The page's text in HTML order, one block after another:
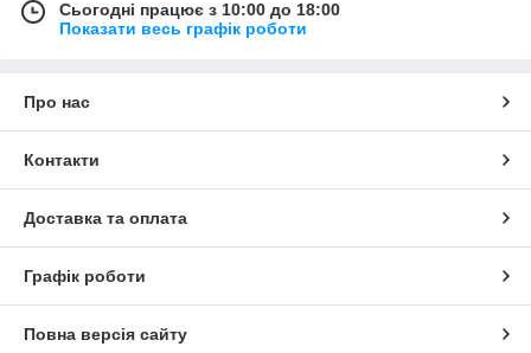
Сьогодні працює з 10:00 до 18:00
Показати весь графік роботи
Про нас
Контакти
Доставка та оплата
Графік роботи
Повна версія сайту